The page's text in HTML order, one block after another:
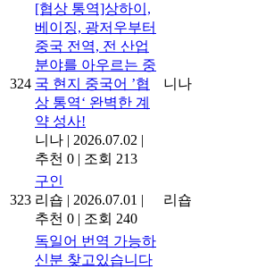
324
[협상 통역]상하이,
베이징, 광저우부터
중국 전역, 전 산업
분야를 아우르는 중
국 현지 중국어 ’협
상 통역‘ 완벽한 계
약 성사!
니나 | 2026.07.02 |
추천 0 | 조회 213
니나
323
구인
리숍 | 2026.07.01 |
추천 0 | 조회 240
리숍
독일어 번역 가능하
신분 찾고있습니다